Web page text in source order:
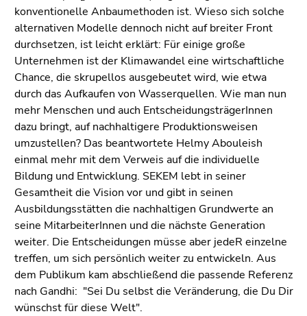
konventionelle Anbaumethoden ist. Wieso sich solche
alternativen Modelle dennoch nicht auf breiter Front
durchsetzen, ist leicht erklärt: Für einige große
Unternehmen ist der Klimawandel eine wirtschaftliche
Chance, die skrupellos ausgebeutet wird, wie etwa
durch das Aufkaufen von Wasserquellen. Wie man nun
mehr Menschen und auch EntscheidungsträgerInnen
dazu bringt, auf nachhaltigere Produktionsweisen
umzustellen? Das beantwortete Helmy Abouleish
einmal mehr mit dem Verweis auf die individuelle
Bildung und Entwicklung. SEKEM lebt in seiner
Gesamtheit die Vision vor und gibt in seinen
Ausbildungsstätten die nachhaltigen Grundwerte an
seine MitarbeiterInnen und die nächste Generation
weiter. Die Entscheidungen müsse aber jedeR einzelne
treffen, um sich persönlich weiter zu entwickeln. Aus
dem Publikum kam abschließend die passende Referenz
nach Gandhi: "Sei Du selbst die Veränderung, die Du Dir
wünschst für diese Welt".